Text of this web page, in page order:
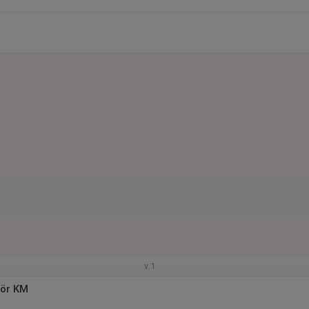
v.1
KM